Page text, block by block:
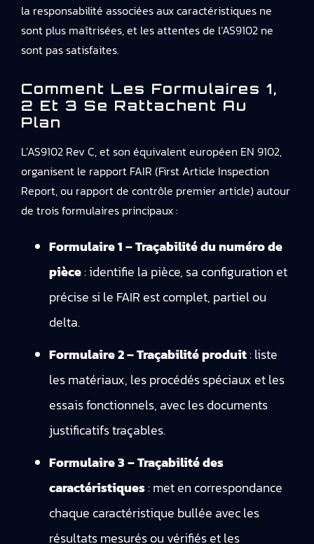
la responsabilité associées aux caractéristiques ne
sont plus maîtrisées, et les attentes de l’AS9102 ne
sont pas satisfaites.
Comment Les Formulaires 1,
2 Et 3 Se Rattachent Au
Plan
L’AS9102 Rev C, et son équivalent européen EN 9102,
organisent le rapport FAIR (First Article Inspection
Report, ou rapport de contrôle premier article) autour
de trois formulaires principaux :
Formulaire 1 – Traçabilité du numéro de
pièce: identifie la pièce, sa configuration et
précise si le FAIR est complet, partiel ou
delta.
Formulaire 2 – Traçabilité produit: liste
les matériaux, les procédés spéciaux et les
essais fonctionnels, avec les documents
justificatifs traçables.
Formulaire 3 – Traçabilité des
caractéristiques: met en correspondance
chaque caractéristique bullée avec les
résultats mesurés ou vérifiés et les